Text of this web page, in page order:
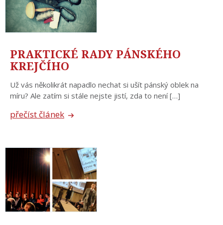
PRAKTICKÉ RADY PÁNSKÉHO
KREJČÍHO
Už vás několikrát napadlo nechat si ušít pánský oblek na
míru? Ale zatím si stále nejste jistí, zda to není […]
přečíst článek